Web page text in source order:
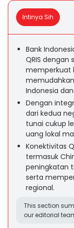
Intinya Sih
Bank
QRIS
memperkuat
Indonesia
Dengan
dari kedua
tunai cukup
uang lokal
Konektivitas
termasuk
peningkatan
serta
regional.
This section
our editorial